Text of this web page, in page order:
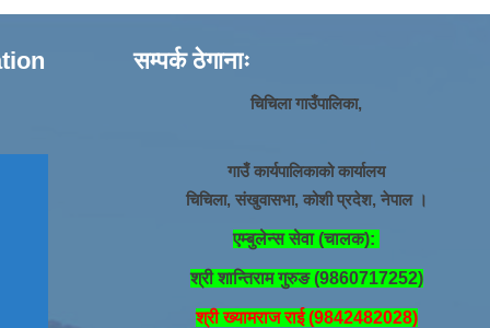
सम्पर्क ठेगानाः
चिचिला गाउँपालिका,
गाउँ कार्यपालिकाको कार्यालय
चिचिला, संखुवासभा, कोशी प्रदेश, नेपाल ।
एम्बुलेन्स सेवा (चालक):
श्री शान्तिराम गुरुङ (9860717252)
श्री ख्यामराज राई (9842482028)